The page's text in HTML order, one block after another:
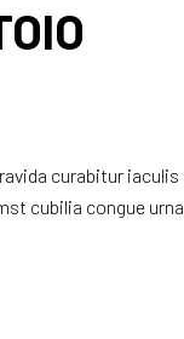
curabitur iaculis
cubilia congue